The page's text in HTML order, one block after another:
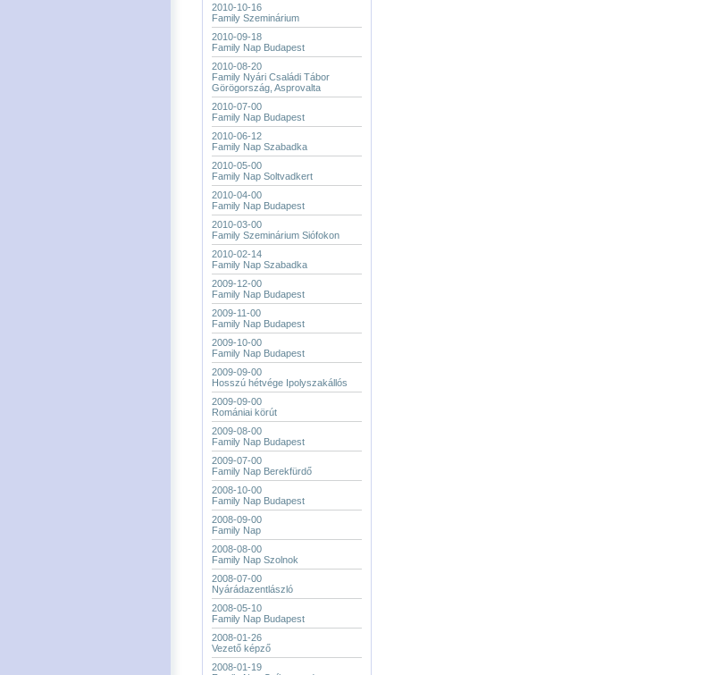
2010-10-16
Family Szeminárium
2010-09-18
Family Nap Budapest
2010-08-20
Family Nyári Családi Tábor
Görögország, Asprovalta
2010-07-00
Family Nap Budapest
2010-06-12
Family Nap Szabadka
2010-05-00
Family Nap Soltvadkert
2010-04-00
Family Nap Budapest
2010-03-00
Family Szeminárium Siófokon
2010-02-14
Family Nap Szabadka
2009-12-00
Family Nap Budapest
2009-11-00
Family Nap Budapest
2009-10-00
Family Nap Budapest
2009-09-00
Hosszú hétvége Ipolyszakállós
2009-09-00
Romániai körút
2009-08-00
Family Nap Budapest
2009-07-00
Family Nap Berekfürdő
2008-10-00
Family Nap Budapest
2008-09-00
Family Nap
2008-08-00
Family Nap Szolnok
2008-07-00
Nyárádazentlászló
2008-05-10
Family Nap Budapest
2008-01-26
Vezető képző
2008-01-19